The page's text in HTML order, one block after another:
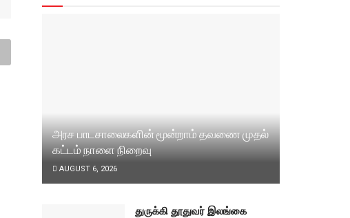
அரச பாடசாலைகளின் மூன்றாம் தவணை முதல்
கட்டம் நாளை நிறைவு
AUGUST 6, 2026
துருக்கி தூதுவர் இலங்கை